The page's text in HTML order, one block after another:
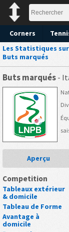
Corners
Les Statistiques
Buts marqués
Buts marqués-
Aperçu
Competition
Tableaux extérieur
& domicile
Tableau de Forme
Avantage à
domicile